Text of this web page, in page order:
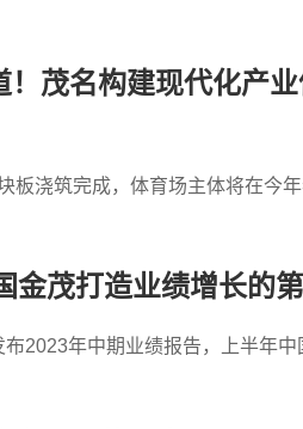
茂名构建现代化产
板浇筑完成，体育场主体将在今
金茂打造业绩增长的
2023年中期业绩报告，上半年中